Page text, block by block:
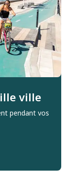
ville
pendant vos